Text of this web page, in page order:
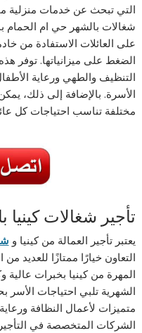
التي تبحث عن خدمات منزلية
شغالات بالشهر حي ام الحمام
على العائلات الاستفادة من
الضغط على ميزانياتها. توفر
التنظيف والطهي ورعاية
الأسرة. بالإضافة إلى ذلك،
مختلفة تناسب احتياجات كل
تأجير شغالات كينيا
يعتبر تأجير العمالة من كينيا و
التعاون خيارًا ممتازًا للعديد
المهرة من كينيا بخبرات عالية
الشهرية تلبي احتياجات
متميزات لأعمال النظافة
الشركات المتخصصة في